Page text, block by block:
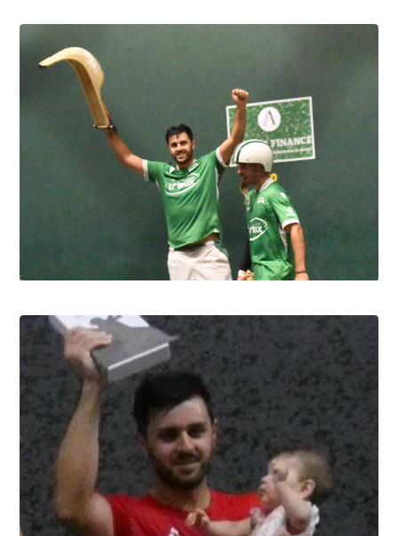
Pau cup féminine la quiñiéla fut franco
française
8.8.2026
Pau cup, Gonzales-Portet oui, mais aux
forceps
8.8.2026